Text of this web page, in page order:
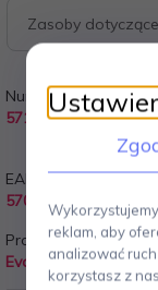
Zasoby
Numer Katalogowy:
571038
EAN:
5706631007641
Producent:
Eva Solo
reklam, aby
analizować
korzystasz z